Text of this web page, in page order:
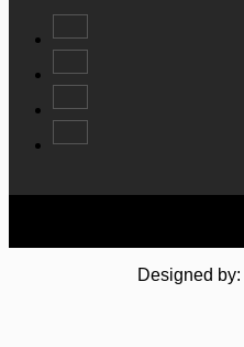
Designed by: